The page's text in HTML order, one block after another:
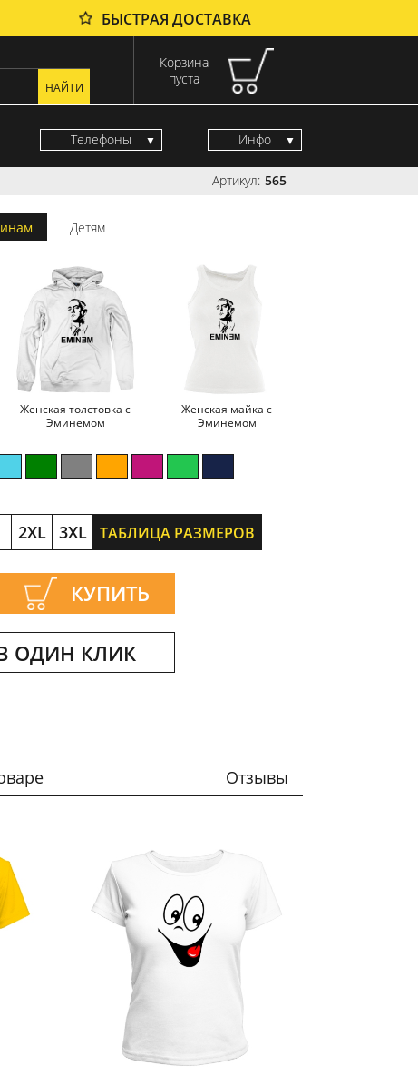
БЫСТРАЯ ДОСТАВКА
Корзина
пуста
Телефоны Инфо
Артикул: 565
Детям
Женская толстовка с
Эминемом
Женская майка с
Эминемом
2XL 3XL ТАБЛИЦА РАЗМЕРОВ
КУПИТЬ
ОДИН КЛИК
Отзывы